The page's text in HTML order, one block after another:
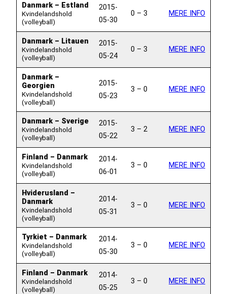
Danmark – Estland
Kvindelandshold
(volleyball)
2015-
05-30
0 – 3 MERE INFO
Danmark – Litauen
Kvindelandshold
(volleyball)
2015-
05-24
0 – 3 MERE INFO
Danmark –
Georgien
Kvindelandshold
(volleyball)
2015-
05-23
3 – 0 MERE INFO
Danmark – Sverige
Kvindelandshold
(volleyball)
2015-
05-22
3 – 2 MERE INFO
Finland – Danmark
Kvindelandshold
(volleyball)
2014-
06-01
3 – 0 MERE INFO
Hviderusland –
Danmark
Kvindelandshold
(volleyball)
2014-
05-31
3 – 0 MERE INFO
Tyrkiet – Danmark
Kvindelandshold
(volleyball)
2014-
05-30
3 – 0 MERE INFO
Finland – Danmark
Kvindelandshold
(volleyball)
2014-
05-25
3 – 0 MERE INFO